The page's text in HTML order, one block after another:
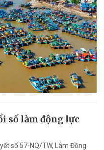
số làm động lực
số 57-NQ/TW, Lâm Đồng